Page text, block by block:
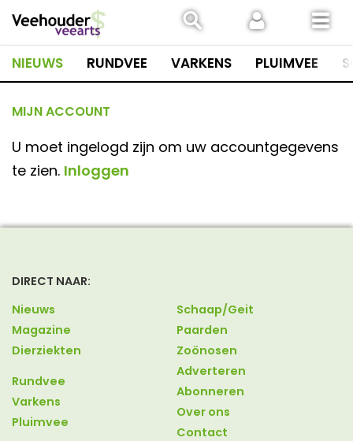
naar
inhoud
NIEUWS RUNDVEE VARKENS PLUIMVEE
MIJN ACCOUNT
U moet ingelogd zijn om uw accountgegevens
te zien. Inloggen
DIRECT NAAR:
Nieuws
Magazine
Dierziekten
Rundvee
Varkens
Pluimvee
Schaap/Geit
Paarden
Zoönosen
Adverteren
Abonneren
Over ons
Contact